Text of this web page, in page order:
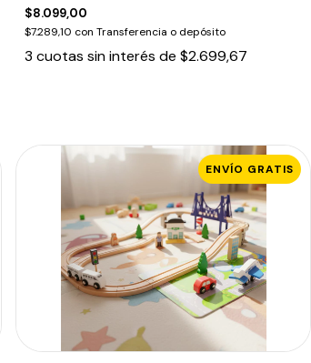
$8.099,00
$7.289,10 con Transferencia o depósito
3 cuotas sin interés de$2.699,67
ENVÍO GRATIS